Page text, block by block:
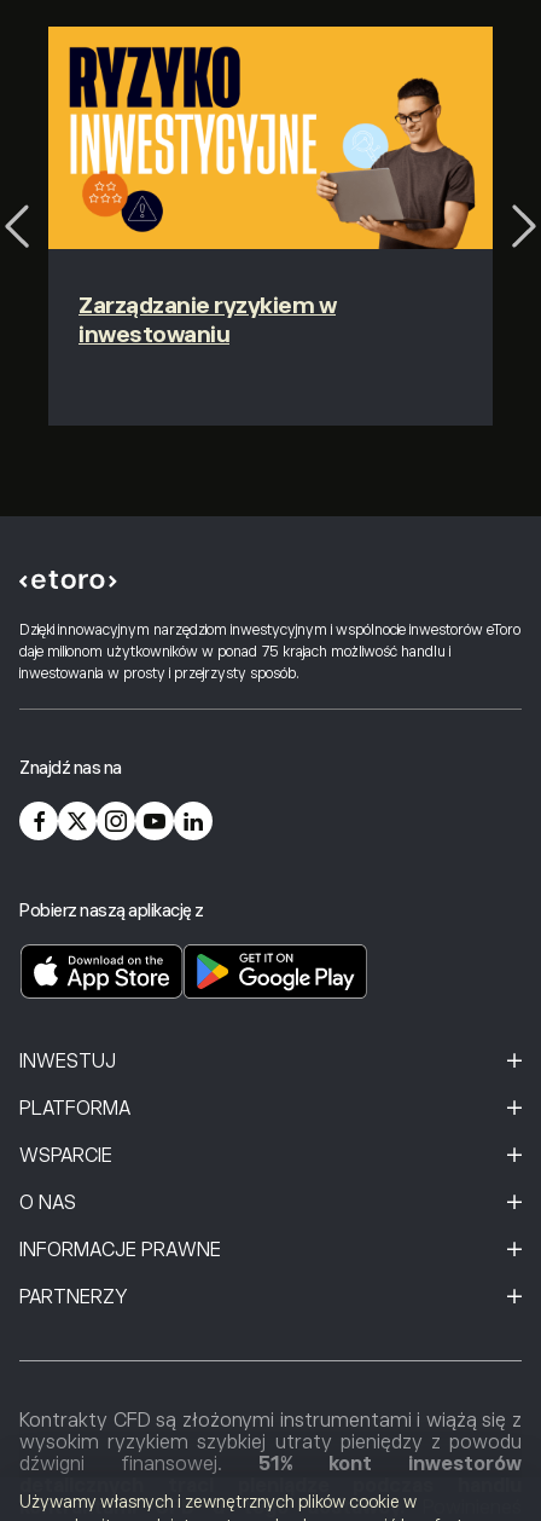
Previous
Zarządzanie ryzykiem w
inwestowaniu
Dzięki innowacyjnym narzędziom inwestycyjnym i wspólnocie inwestorów eToro
daje milionom użytkowników w ponad 75 krajach możliwość handlu i
inwestowania w prosty i przejrzysty sposób.
Znajdź nas na
Pobierz naszą aplikację z
INWESTUJ
PLATFORMA
WSPARCIE
O NAS
INFORMACJE PRAWNE
PARTNERZY
Kontrakty CFD są złożonymi instrumentami i wiążą się z
wysokim ryzykiem szybkiej utraty pieniędzy z powodu
dźwigni finansowej. 51% kont inwestorów
kontraktami CFD u tego dostawcy.Powinieneś
Używamy własnych i zewnętrznych plików cookie w